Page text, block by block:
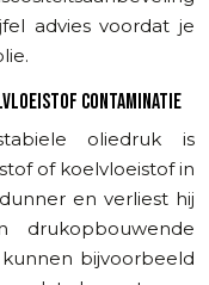
advies voordat je
CONTAMINATIE
oliedruk is
of koelvloeistof in
en verliest hij
bijvoorbeeld